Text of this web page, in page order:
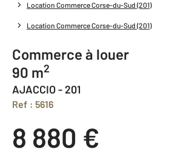
Location Commerce Corse-du-Sud (201)
Location Commerce Corse-du-Sud (201)
Commerce à louer
90 m2
AJACCIO - 201
Ref : 5616
8 880 €